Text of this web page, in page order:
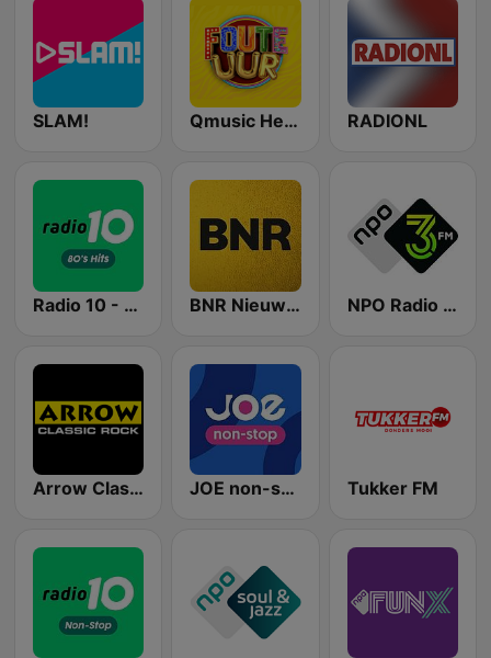
SLAM! Qmusic Het Foute Uur RADIONL
Radio 10 - 80s Hits BNR Nieuwsradio NPO Radio 3FM
Arrow Classic Rock JOE non-stop Tukker FM